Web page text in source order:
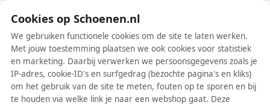
Schoenen.nl
Wis filters Alle filters
Cookies op Schoenen.nl
We gebruiken functionele cookies om de site te laten werken.
Met jouw toestemming plaatsen we ook cookies voor statistiek
en marketing. Daarbij verwerken we persoonsgegevens zoals je
IP-adres, cookie-ID's en surfgedrag (bezochte pagina's en kliks)
om het gebruik van de site te meten, fouten op te sporen en bij
te houden via welke link je naar een webshop gaat. Deze